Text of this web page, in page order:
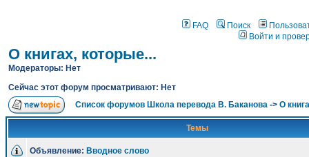
FAQ Поиск
Войти и
О книгах, которые...
Модераторы: Нет
Сейчас этот форум просматривают: Нет
Список форумов Школа перевода В. Баканова -> О
Темы
Объявление: Вводное слово